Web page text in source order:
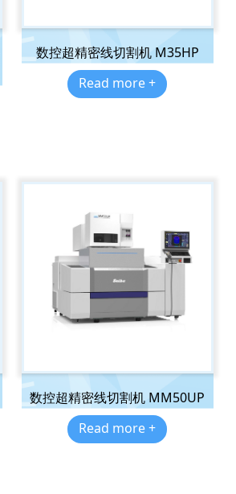
数控超精密线切割机 M35HP
Read more +
数控超精密线切割机 MM50UP
Read more +